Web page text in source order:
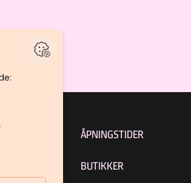
ÅPNINGSTIDER
BUTIKKER